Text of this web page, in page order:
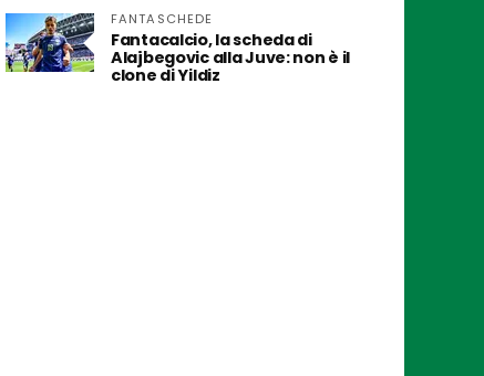
FANTASCHEDE
Fantacalcio, la scheda di
Alajbegovic alla Juve: non è il
clone di Yildiz